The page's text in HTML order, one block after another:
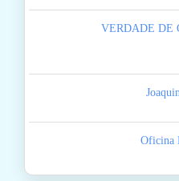
VERDADE DE
Oficina